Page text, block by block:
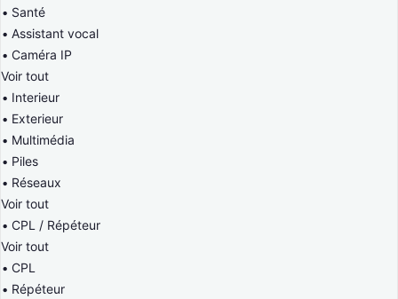
Santé
Assistant vocal
Caméra IP
Voir tout
Interieur
Exterieur
Multimédia
Piles
Réseaux
Voir tout
CPL / Répéteur
Voir tout
CPL
Répéteur